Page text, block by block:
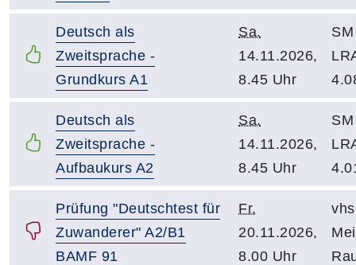
Deutsch als
Zweitsprache -
Grundkurs A1
Sa.
14.11.2026,
8.45 Uhr
Deutsch als
Zweitsprache -
Aufbaukurs A2
Sa.
14.11.2026,
8.45 Uhr
Prüfung "Deutschtest für
Zuwanderer" A2/B1
BAMF 91
Fr.
20.11.2026,
8.00 Uhr